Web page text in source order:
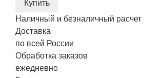
Наличный и безналичный расчет
Доставка
по всей России
Обработка заказов
ежедневно